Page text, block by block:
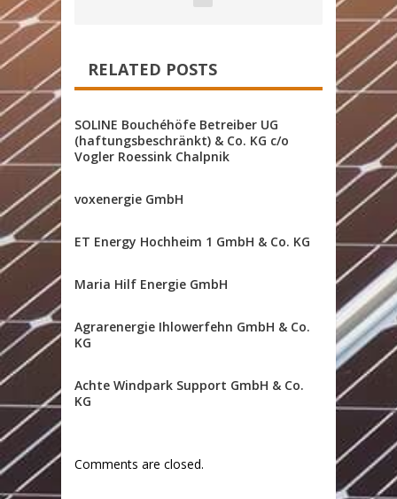
RELATED POSTS
SOLINE Bouchéhöfe Betreiber UG
(haftungsbeschränkt) & Co. KG c/o
Vogler Roessink Chalpnik
voxenergie GmbH
ET Energy Hochheim 1 GmbH & Co. KG
Maria Hilf Energie GmbH
Agrarenergie Ihlowerfehn GmbH & Co.
KG
Achte Windpark Support GmbH & Co.
KG
Comments are closed.